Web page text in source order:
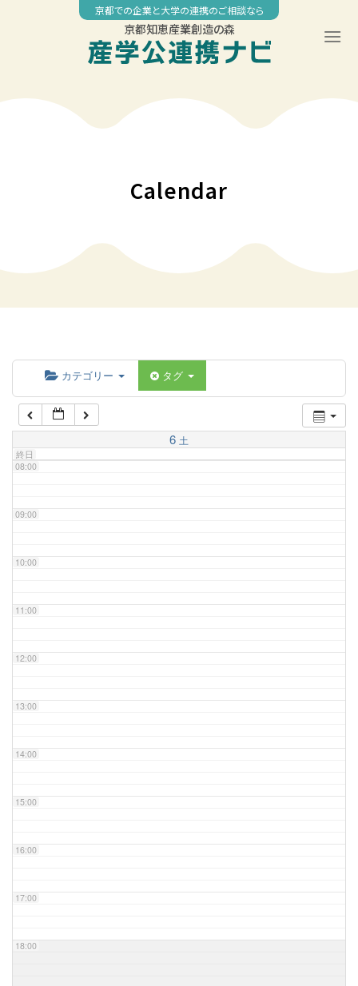
京都での企業と大学の連携のご相談なら
京都知恵産業創造の森
Calendar
カテゴリー タグ
6 土
終日
04:00
07:00
08:00
09:00
10:00
11:00
12:00
13:00
14:00
15:00
16:00
17:00
18:00